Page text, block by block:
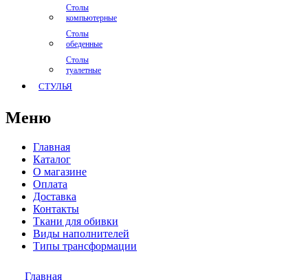
Столы
компьютерные
Столы
обеденные
Столы
туалетные
СТУЛЬЯ
Меню
Главная
Каталог
О магазине
Оплата
Доставка
Контакты
Ткани для обивки
Виды наполнителей
Типы трансформации
Главная